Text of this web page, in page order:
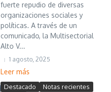
fuerte repudio de diversas
organizaciones sociales y
políticas. A través de un
comunicado, la Multisectorial
Alto V...
1 agosto, 2025
Leer más
Destacado
Notas recientes